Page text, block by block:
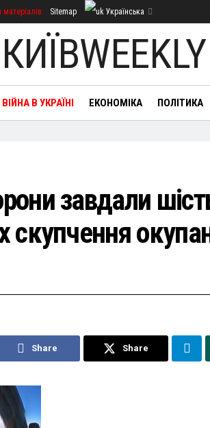
Sitemap Українська
КИЇВWEEKLY
ВІЙНА В УКРАЇНІ ЕКОНОМІКА ПОЛІТИКА
завдали
скупчення
Share Share